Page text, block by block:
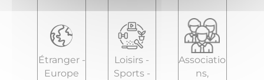
Étranger -
Europe
Loisirs -
Sports -
Associatio
ns,